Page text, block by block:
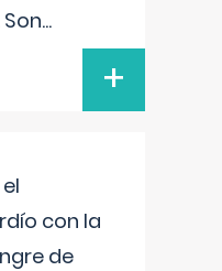
...
+
con la
de